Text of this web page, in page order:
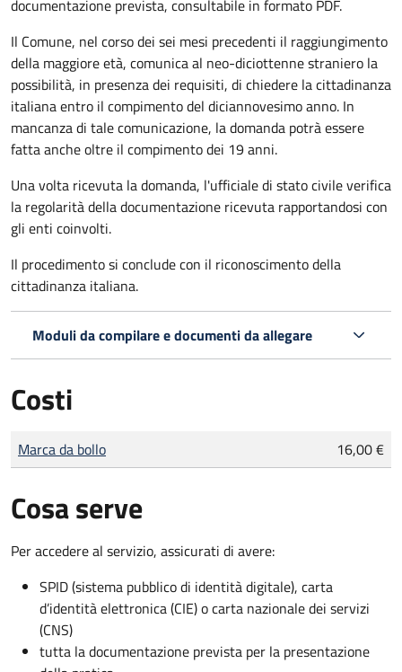
documentazione prevista, consultabile in formato PDF.
Il Comune, nel corso dei sei mesi precedenti il raggiungimento
della maggiore età, comunica al neo-diciottenne straniero la
possibilità, in presenza dei requisiti, di chiedere la cittadinanza
italiana entro il compimento del diciannovesimo anno. In
mancanza di tale comunicazione, la domanda potrà essere
fatta anche oltre il compimento dei 19 anni.
Una volta ricevuta la domanda, l'ufficiale di stato civile verifica
la regolarità della documentazione ricevuta rapportandosi con
gli enti coinvolti.
Il procedimento si conclude con il riconoscimento della
cittadinanza italiana.
Moduli da compilare e documenti da allegare
Costi
Tipo di pagamento
Importo
Marca da bollo 16,00 €
Cosa serve
Per accedere al servizio, assicurati di avere:
SPID (sistema pubblico di identità digitale), carta
d’identità elettronica (CIE) o carta nazionale dei servizi
(CNS)
tutta la documentazione prevista per la presentazione